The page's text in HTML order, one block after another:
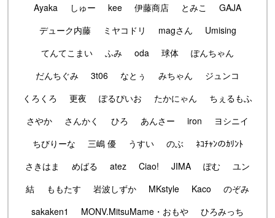
Ayaka
しゅー kee 伊藤商店 とみこ
GAJA
デューク内藤
ミヤコドリ magさん
Umising
てんてこまい
ふみ oda 球体
ぽんちゃん
だんちぐみ
3t06 なとぅ みちゃん
ジュンコ
くろくろ
更夜 ぽるぴいお たかにゃん
ちぇるもふ
さやか
さんかく ひろ あんさー iron
ヨシニイ
ちびりーな
三嶋 優 うすい のぶ
ﾈｺﾁｬﾝのｶﾘﾝﾄ
さきはま
めばる atez Ciao! JIMA ぽむ
ユン
結
ももたす 岩波しずか MKstyle Kaco
のぞみ
sakaken1
MONV.MitsuMame・おもや
ひろみっち